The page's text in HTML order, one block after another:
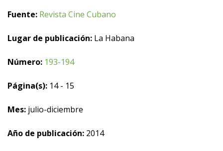
Fuente: Revista Cine Cubano
Lugar de publicación: La Habana
Número: 193-194
Página(s): 14 - 15
Mes: julio-diciembre
Año de publicación: 2014